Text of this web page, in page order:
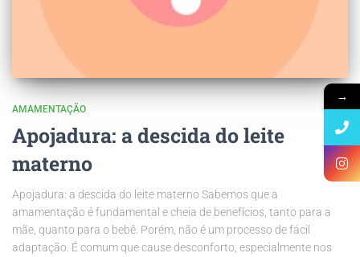
AMAMENTAÇÃO
Apojadura: a descida do leite
materno
Apojadura: a descida do leite materno Sabemos que a
amamentação é fundamental e cheia de benefícios, tanto para a
mãe, quanto para o bebê. Porém, não é um processo de fácil
adaptação. É comum que cause desconforto, especialmente nos
→